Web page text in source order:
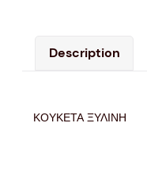
Description
ΚΟΥΚΕΤΑ ΞΥΛΙΝΗ